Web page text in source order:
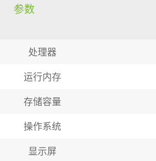
参数
处理器
运行内存
存储容量
操作系统
显示屏